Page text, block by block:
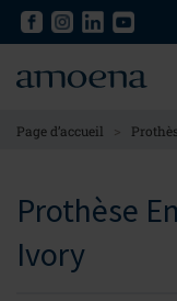
Skip
content
Skip
content
Page d’accueil >
Prothèse
Ivory